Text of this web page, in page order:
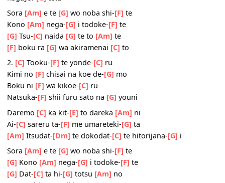
Makenena-
[C]Yuhiso [F] maru-[G]ano oka-[C]
[A]Itsumade[Dm]mo dokomade-
Kagayai-[G]teta
Sora[Am]e te[G]wo noba shi-
Kono[Am]nega-[G]i todoke-[F]
[G]Tsu-[C]naida[G]te to
[F]boku ra[G]wa akiramenai[C]to
2.[C]Tooku-[F]te yonde-[C] ru
Kimi no[F]chisai na koe de-[G]mo
Boku ni[F]wa kikoe-[C]ru
Natsuka- [F]shii furu sato na[G]youni
Daremo[C]ka kit-[E]to dareka